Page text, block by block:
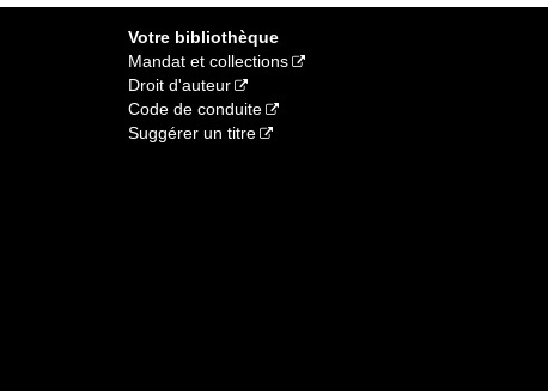
Votre bibliothèque
Mandat et collections
Droit d'auteur
Code de conduite
Suggérer un titre